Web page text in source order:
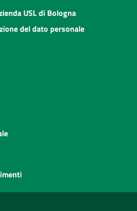
USL di Bologna
del dato personale